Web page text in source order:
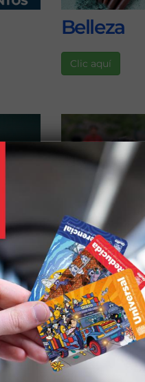
Belleza
Clic aquí
Deportes
Clic aquí